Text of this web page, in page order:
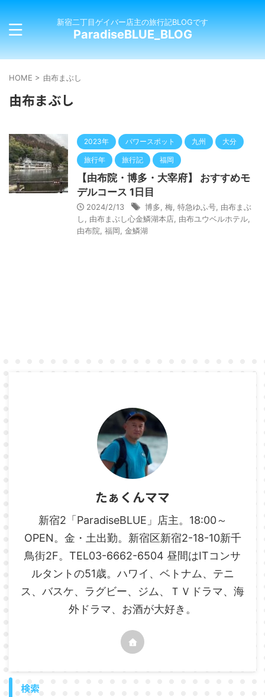
新宿二丁目ゲイバー店主の旅行記BLOGです
ParadiseBLUE_BLOG
HOME > 由布まぶし
由布まぶし
2023年 パワースポット 九州 大分
旅行年 旅行記 福岡
【由布院・博多・大宰府】 おすすめモ
デルコース 1日目
2024/2/13 博多 梅 特急ゆふ号 由布まぶ
し
由布まぶし心金鱗湖本店 由布ユウベルホテル
由布院 福岡 金鱗湖
たぁくんママ
新宿2「ParadiseBLUE」店主。18:00～
OPEN。金・土出勤。新宿区新宿2-18-10新千
鳥街2F。TEL03-6662-6504 昼間はITコンサ
ルタントの51歳。ハワイ、ベトナム、テニ
ス、バスケ、ラグビー、ジム、ＴＶドラマ、海
外ドラマ、お酒が大好き。
検索